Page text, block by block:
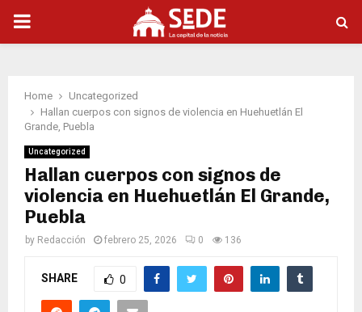
PRIMARY
Home
Uncategorized
Hallan cuerpos con signos de violencia en Huehuetlán El
Grande, Puebla
Uncategorized
Hallan cuerpos con signos de
violencia en Huehuetlán El Grande,
Puebla
by Redacción febrero 25, 2026 0 136
SHARE 0